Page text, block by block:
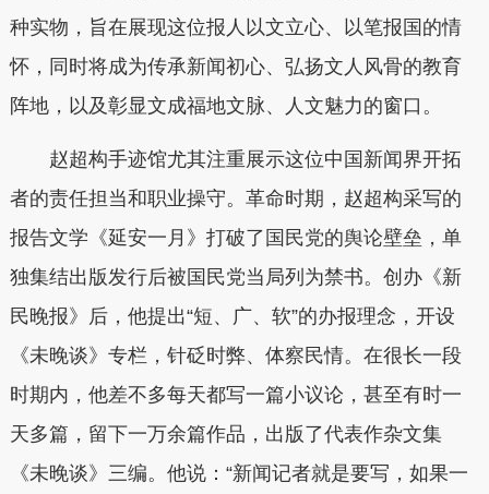
种实物，旨在展现这位报人以文立心、以笔报国的情
怀，同时将成为传承新闻初心、弘扬文人风骨的教育
阵地，以及彰显文成福地文脉、人文魅力的窗口。
赵超构手迹馆尤其注重展示这位中国新闻界开拓
者的责任担当和职业操守。革命时期，赵超构采写的
报告文学《延安一月》打破了国民党的舆论壁垒，单
独集结出版发行后被国民党当局列为禁书。创办《新
民晚报》后，他提出“短、广、软”的办报理念，开设
《未晚谈》专栏，针砭时弊、体察民情。在很长一段
时期内，他差不多每天都写一篇小议论，甚至有时一
天多篇，留下一万余篇作品，出版了代表作杂文集
《未晚谈》三编。他说：“新闻记者就是要写，如果一